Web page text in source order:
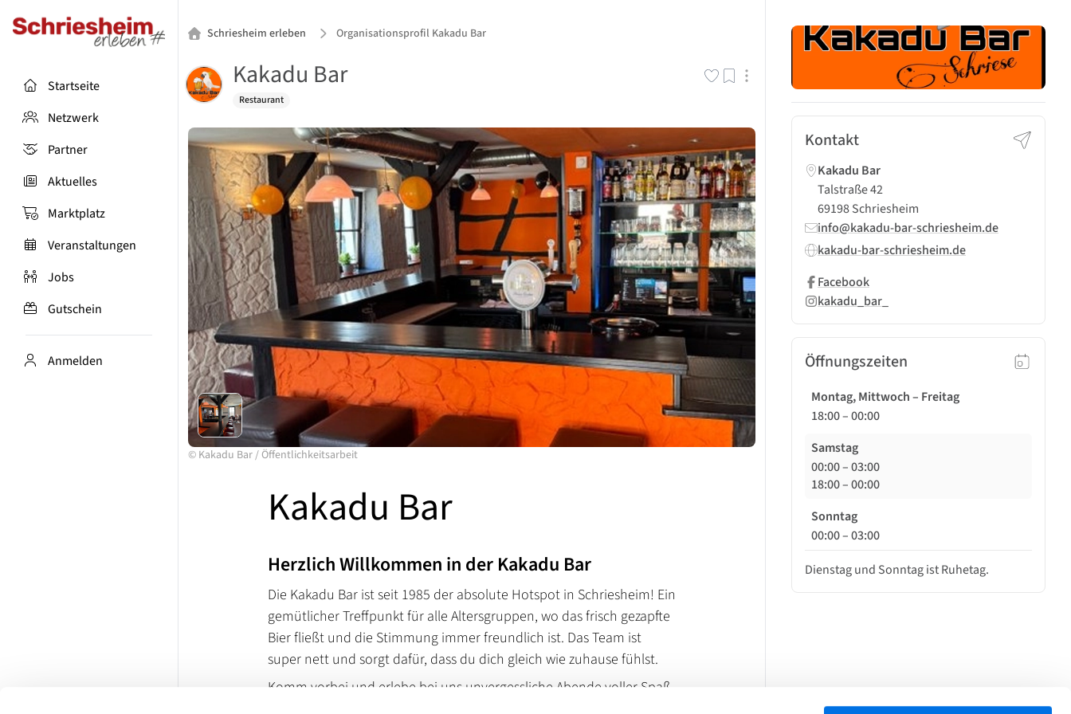
Startseite
Netzwerk
Partner
Aktuelles
Marktplatz
Veranstaltungen
Jobs
Gutschein
Anmelden
Schriesheim erleben Organisationsprofil Kakadu Bar
Kakadu Bar
Restaurant
© Kakadu Bar/Öffentlichkeitsarbeit
Kakadu Bar
Herzlich Willkommen in der Kakadu Bar
Die Kakadu Bar ist seit 1985 der absolute Hotspot in Schriesheim! Ein
gemütlicher Treffpunkt für alle Altersgruppen, wo das frisch gezapfte
Bier fließt und die Stimmung immer freundlich ist. Das Team ist
super nett und sorgt dafür, dass du dich gleich wie zuhause fühlst.
Komm vorbei und erlebe bei uns unvergessliche Abende voller Spaß,
Kontakt
Kakadu Bar
Talstraße 42
69198 Schriesheim
info@kakadu-bar-schriesheim.de
kakadu-bar-schriesheim.de
Facebook
kakadu_bar_
Öffnungszeiten
Montag, Mittwoch – Freitag
18:00–00:00
Samstag
00:00–03:00
18:00–00:00
Sonntag
00:00–03:00
Dienstag und Sonntag ist Ruhetag.